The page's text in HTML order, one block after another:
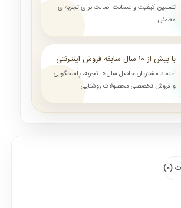
تضمین کیفیت و ضمانت اصالت برای تجربه‌ای
مطمئن
با بیش از ۱۰ سال سابقه فروش اینترنتی
اعتماد مشتریان حاصل سال‌ها تجربه، پاسخگویی
و فروش تخصصی محصولات روشنایی
(0)